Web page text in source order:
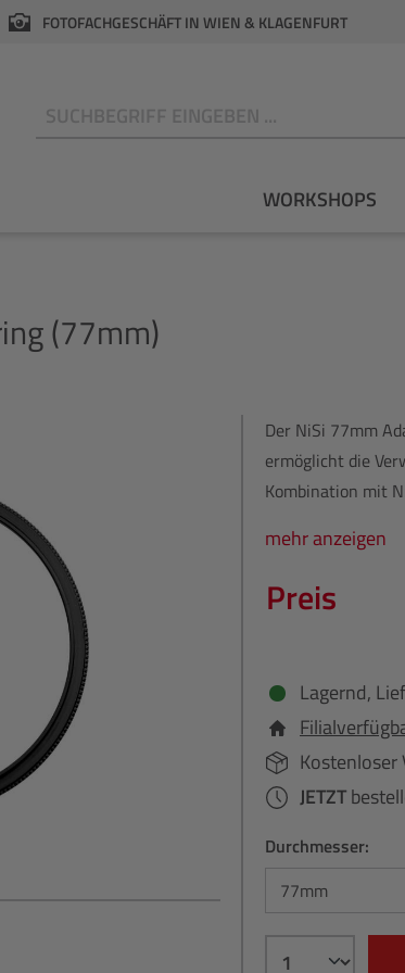
FOTOFACHGESCHÄFT IN WIEN & KLAGENFURT
WORKSHOPS
(77mm)
Der NiSi 77mm
ermöglicht die
Kombination mit
mehr anzeigen
Preis
Lagernd,
Kostenloser
JETZT
Durchmesser: